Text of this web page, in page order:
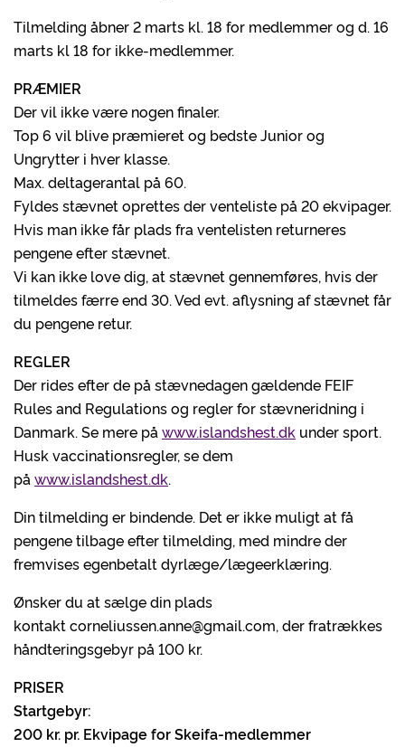
Tilmelding åbner 2 marts kl. 18 for medlemmer og d. 16
marts kl 18 for ikke-medlemmer.
PRÆMIER
Der vil ikke være nogen finaler.
Top 6 vil blive præmieret og bedste Junior og
Ungrytter i hver klasse.
Max. deltagerantal på 60.
Fyldes stævnet oprettes der venteliste på 20 ekvipager.
Hvis man ikke får plads fra ventelisten returneres
pengene efter stævnet.
Vi kan ikke love dig, at stævnet gennemføres, hvis der
tilmeldes færre end 30. Ved evt. aflysning af stævnet får
du pengene retur.
REGLER
Der rides efter de på stævnedagen gældende FEIF
Rules and Regulations og regler for stævneridning i
Danmark. Se mere på www.islandshest.dk under sport.
Husk vaccinationsregler, se dem
på www.islandshest.dk.
Din tilmelding er bindende. Det er ikke muligt at få
pengene tilbage efter tilmelding, med mindre der
fremvises egenbetalt dyrlæge/lægeerklæring.
Ønsker du at sælge din plads
kontakt corneliussen.anne@gmail.com, der fratrækkes
håndteringsgebyr på 100 kr.
PRISER
Startgebyr:
200 kr. pr. Ekvipage for Skeifa-medlemmer